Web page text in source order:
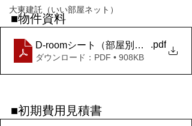
大東建託（いい部屋ネット）
■物件資料
D-roomシート（部屋別）_クローリ
.pdf
ダウンロード：PDF • 908KB
■初期費用見積書